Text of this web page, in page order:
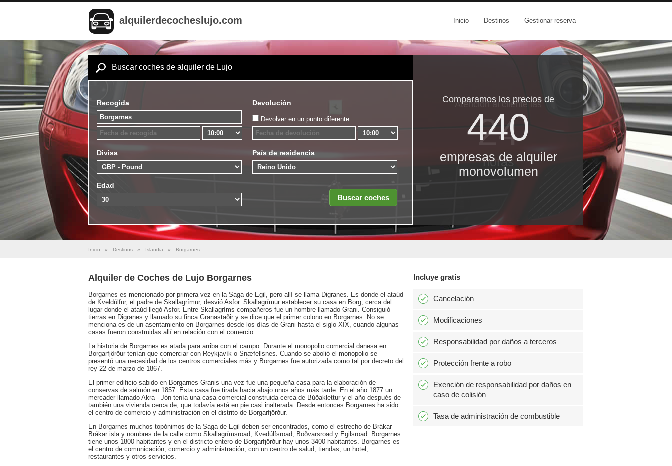
alquilerdecocheslujo.com Inicio Destinos Gestionar reserva
Buscar coches de alquiler de Lujo
Recogida Devolución
Devolver en un punto diferente
Divisa País de residencia
Edad
Comparamos los precios de
440
empresas de alquiler
monovolumen
Atención al cliente las
24
horas
Inicio » Destinos » Islandia » Borgarnes
Alquiler de Coches de Lujo Borgarnes
Borgarnes es mencionado por primera vez en la Saga de Egil, pero allí se llama Digranes. Es donde el ataúd
de Kveldúlfur, el padre de Skallagrímur, desvió Asfor. Skallagrímur establecer su casa en Borg, cerca del
lugar donde el ataúd llegó Asfor. Entre Skallagríms compañeros fue un hombre llamado Grani. Consiguió
tierras en Digranes y llamado su finca Granastaðir y se dice que el primer colono en Borgarnes. No se
menciona es de un asentamiento en Borgarnes desde los días de Grani hasta el siglo XIX, cuando algunas
casas fueron construidas allí en relación con el comercio.
La historia de Borgarnes es atada para arriba con el campo. Durante el monopolio comercial danesa en
Borgarfjörður tenían que comerciar con Reykjavík o Snæfellsnes. Cuando se abolió el monopolio se
presentó una necesidad de los centros comerciales más y Borgarnes fue autorizada como tal por decreto del
rey 22 de marzo de 1867.
El primer edificio sabido en Borgarnes Granis una vez fue una pequeña casa para la elaboración de
conservas de salmón en 1857. Esta casa fue tirada hacia abajo unos años más tarde. En el año 1877 un
mercader llamado Akra - Jón tenía una casa comercial construida cerca de Búðaklettur y el año después de
también una vivienda cerca de, que todavía está en pie casi inalterada. Desde entonces Borgarnes ha sido
el centro de comercio y administración en el distrito de Borgarfjörður.
En Borgarnes muchos topónimos de la Saga de Egil deben ser encontrados, como el estrecho de Brákar
Brákar isla y nombres de la calle como Skallagrímsroad, Kvedúlfsroad, Böðvarsroad y Egilsroad. Borgarnes
tiene unos 1800 habitantes y en el districto entero de Borgarfjörður hay unos 3400 habitantes. Borgarnes es
el centro de comunicación, comercio y administración, con un centro de salud, tiendas, un hotel,
restaurantes y otros servicios.
Incluye gratis
Cancelación
Modificaciones
Responsabilidad por daños a terceros
Protección frente a robo
Exención de responsabilidad por daños en
caso de colisión
Tasa de administración de combustible